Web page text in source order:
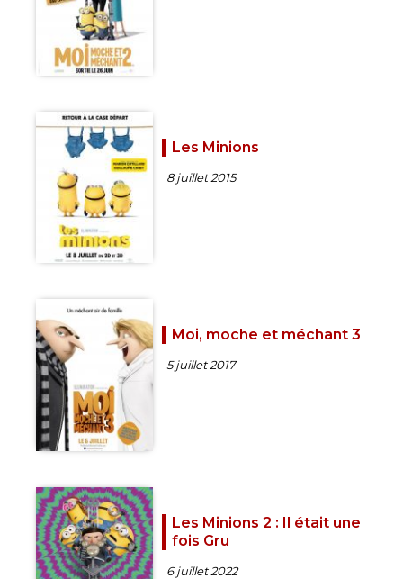
Les Minions
8 juillet 2015
Moi, moche et méchant 3
5 juillet 2017
Les Minions 2 : Il était une
fois Gru
6 juillet 2022